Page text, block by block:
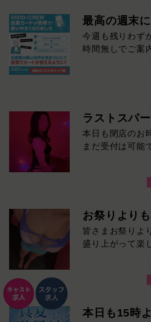
おっとりとした
業界未経験で少
一生懸命に向き
あげたくなる可
たい方に、ぜひ
最高の週末
今週も残りわず
時間無しでご案
ラストスパ
本日も閉店のお
まだ受付は可能
お祭りよりも
皆さまお祭りよ
盛り上がって楽
本日も15時